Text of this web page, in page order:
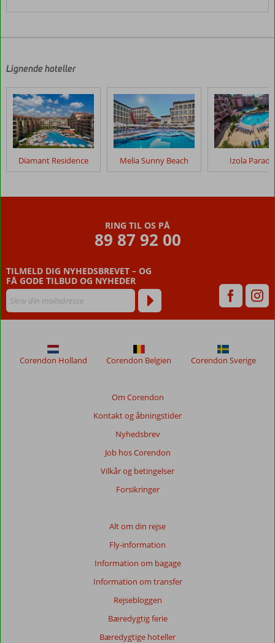
Lignende hoteller
Diamant Residence Melia Sunny Beach Izola
RING TIL OS PÅ
89 87 92 00
TILMELD DIG NYHEDSBREVET – OG
FÅ GODE TILBUD OG NYHEDER
Om Corendon
Kontakt og åbningstider
Nyhedsbrev
Job hos Corendon
Vilkår og betingelser
Forsikringer
Alt om din rejse
Fly-information
Information om bagage
Information om transfer
Rejsebloggen
Bæredygtig ferie
Bæredygtige hoteller
Corendon Holland Corendon Belgien Corendon Sverige